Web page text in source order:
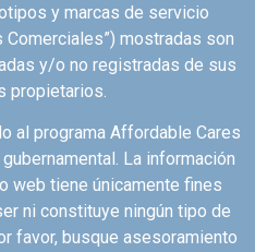
y marcas de servicio
mostradas son
y/o no registradas de sus
propietarios.
al programa Affordable Cares
La información
web tiene únicamente fines
ni constituye ningún tipo de
favor, busque asesoramiento